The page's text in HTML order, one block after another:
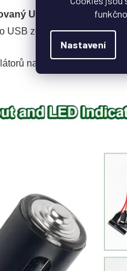
Nastavení
USB- C konektor,
USB zdroje 5V.V klasické
najednou se vám